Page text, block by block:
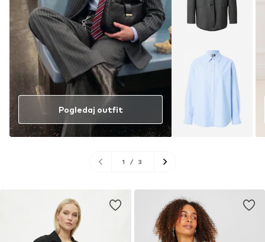
Pogledaj outfit
1 / 3